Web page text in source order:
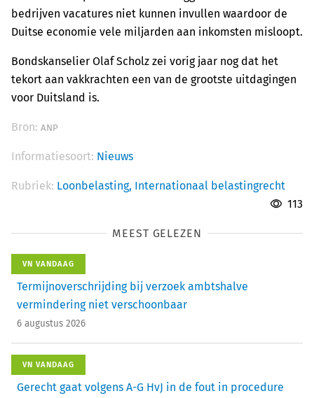
bedrijven vacatures niet kunnen invullen waardoor de
Duitse economie vele miljarden aan inkomsten misloopt.
Bondskanselier Olaf Scholz zei vorig jaar nog dat het
tekort aan vakkrachten een van de grootste uitdagingen
voor Duitsland is.
Bron: ANP
Informatiesoort: Nieuws
Rubriek: Loonbelasting, Internationaal belastingrecht
113
MEEST GELEZEN
VN VANDAAG
Termijnoverschrijding bij verzoek ambtshalve
vermindering niet verschoonbaar
6 augustus 2026
VN VANDAAG
Gerecht gaat volgens A-G HvJ in de fout in procedure